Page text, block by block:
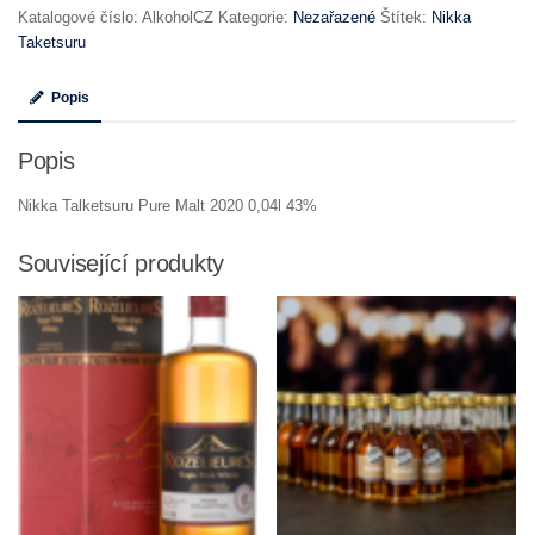
Katalogové číslo: AlkoholCZ Kategorie: Nezařazené Štítek: Nikka
Taketsuru
Popis
Popis
Nikka Talketsuru Pure Malt 2020 0,04l 43%
Související produkty